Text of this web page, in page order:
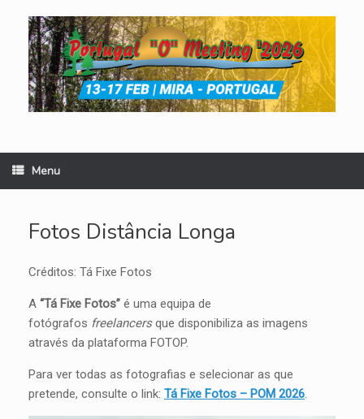
content
Menu
Fotos Distância Longa
Créditos: Tá Fixe Fotos
A “Tá Fixe Fotos” é uma equipa de
fotógrafos freelancersque disponibiliza as imagens
através da plataforma FOTOP.
Para ver todas as fotografias e selecionar as que
pretende, consulte o link: Tá Fixe Fotos – POM 2026.